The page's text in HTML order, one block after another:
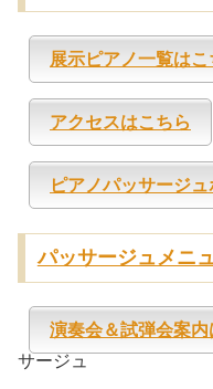
展示ピアノ一覧はこ
アクセスはこちら
ピアノパッサージ
パッサージュメニ
演奏会＆試弾会案内
サージュ